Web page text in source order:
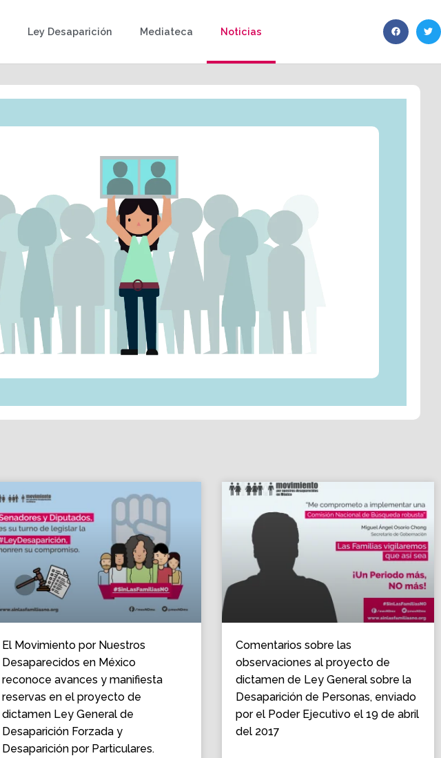
Ley Desaparición Mediateca Noticias
El Movimiento por Nuestros
Desaparecidos en México
reconoce avances y manifiesta
reservas en el proyecto de
dictamen Ley General de
Desaparición Forzada y
Desaparición por Particulares.
Comentarios sobre las
observaciones al proyecto de
dictamen de Ley General sobre la
Desaparición de Personas, enviado
por el Poder Ejecutivo el 19 de abril
del 2017